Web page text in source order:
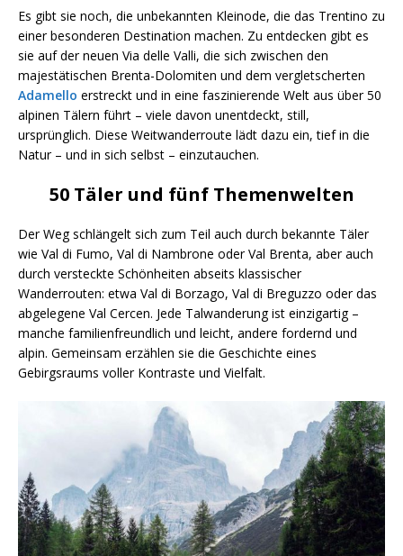
Es gibt sie noch, die unbekannten Kleinode, die das Trentino zu
einer besonderen Destination machen. Zu entdecken gibt es
sie auf der neuen Via delle Valli, die sich zwischen den
majestätischen Brenta-Dolomiten und dem vergletscherten
Adamello erstreckt und in eine faszinierende Welt aus über 50
alpinen Tälern führt – viele davon unentdeckt, still,
ursprünglich. Diese Weitwanderroute lädt dazu ein, tief in die
Natur – und in sich selbst – einzutauchen.
50 Täler und fünf Themenwelten
Der Weg schlängelt sich zum Teil auch durch bekannte Täler
wie Val di Fumo, Val di Nambrone oder Val Brenta, aber auch
durch versteckte Schönheiten abseits klassischer
Wanderrouten: etwa Val di Borzago, Val di Breguzzo oder das
abgelegene Val Cercen. Jede Talwanderung ist einzigartig –
manche familienfreundlich und leicht, andere fordernd und
alpin. Gemeinsam erzählen sie die Geschichte eines
Gebirgsraums voller Kontraste und Vielfalt.